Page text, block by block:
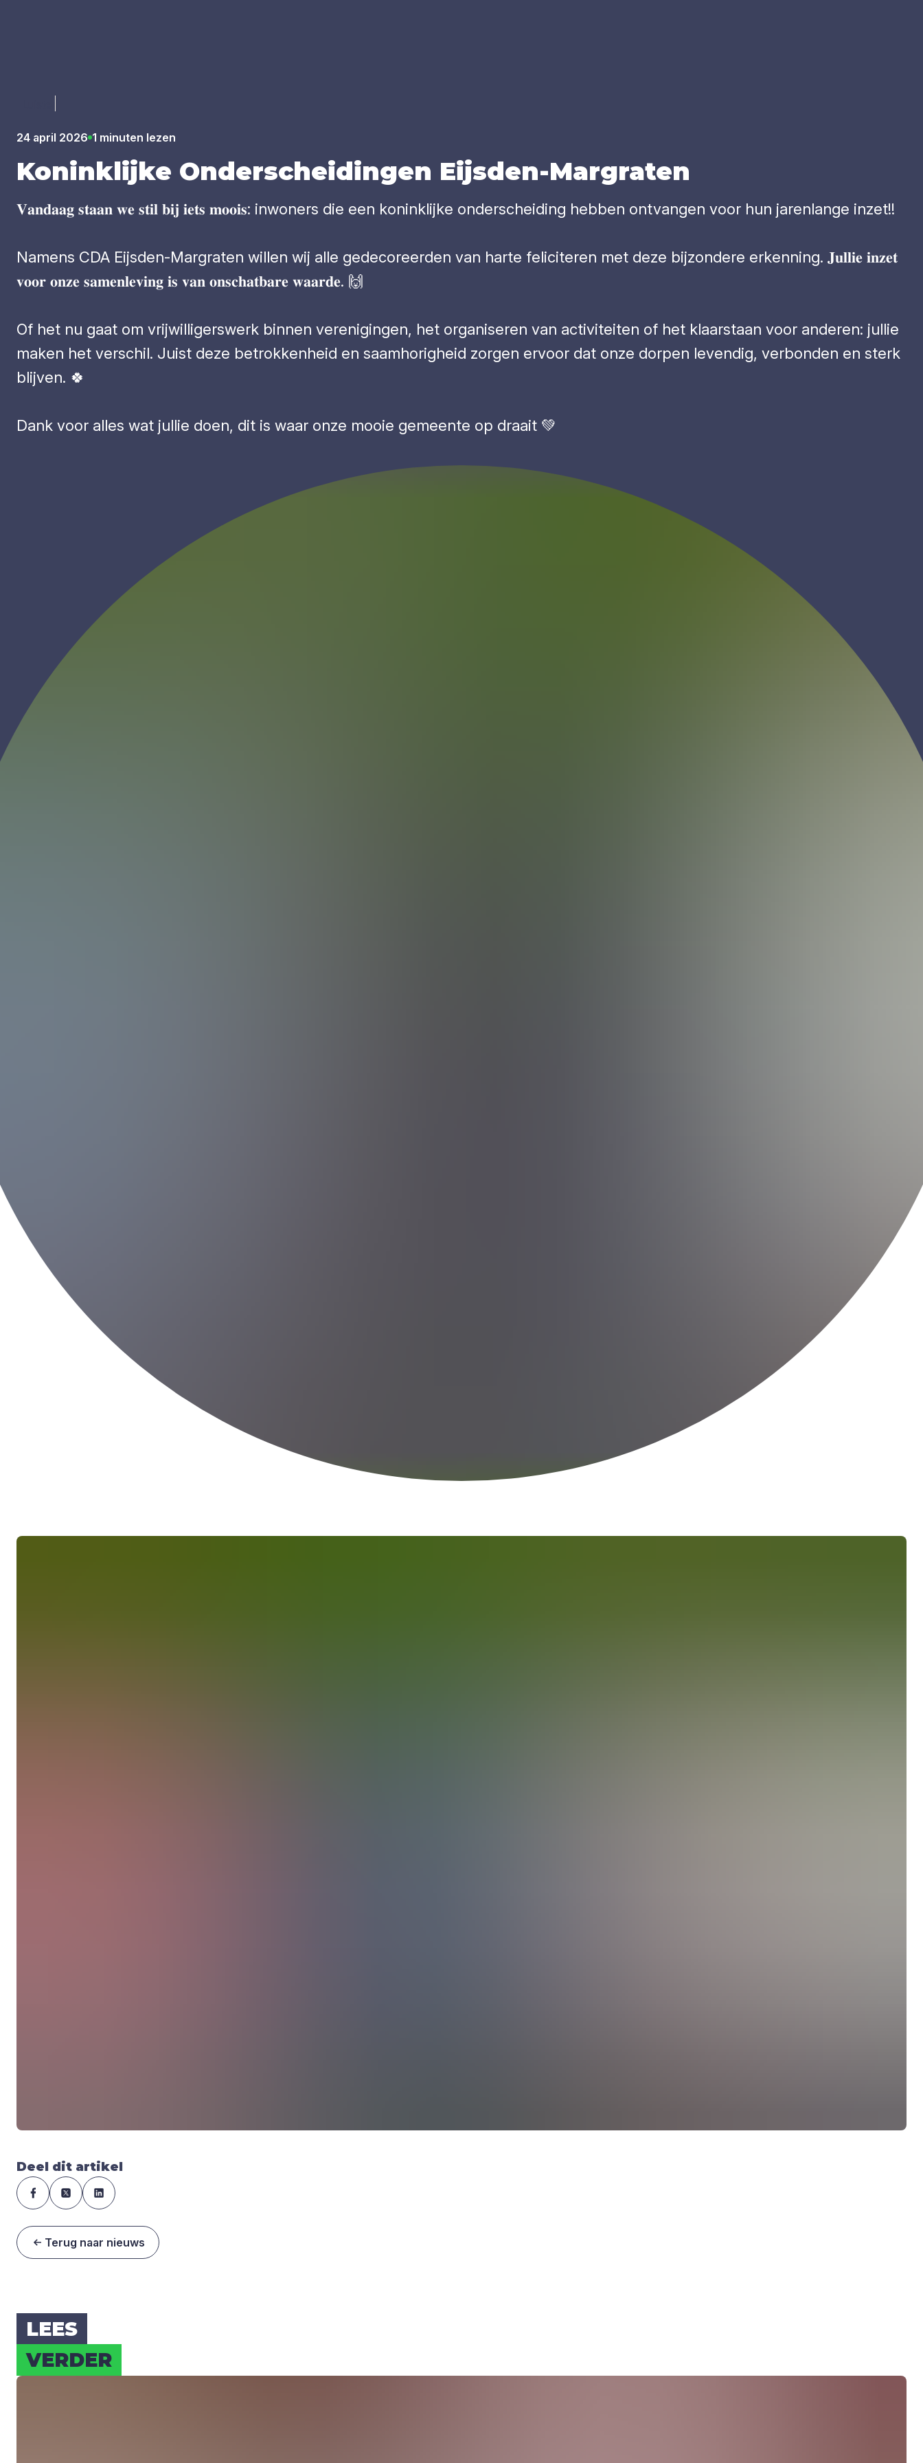
24 april 2026 1 minuten lezen
Konink­lij­ke Onder­schei­din­gen Eijs­den-Mar­gra­ten
𝐕𝐚𝐧𝐝𝐚𝐚𝐠 𝐬𝐭𝐚𝐚𝐧 𝐰𝐞 𝐬𝐭𝐢𝐥 𝐛𝐢𝐣 𝐢𝐞𝐭𝐬 𝐦𝐨𝐨𝐢𝐬: inwoners die een koninklijke onderscheiding hebben ontvangen voor hun jarenlange inzet!!
Namens CDA Eijsden-Margraten willen wij alle gedecoreerden van harte feliciteren met deze bijzondere erkenning. 𝐉𝐮𝐥𝐥𝐢𝐞 𝐢𝐧𝐳𝐞𝐭
𝐯𝐨𝐨𝐫 𝐨𝐧𝐳𝐞 𝐬𝐚𝐦𝐞𝐧𝐥𝐞𝐯𝐢𝐧𝐠 𝐢𝐬 𝐯𝐚𝐧 𝐨𝐧𝐬𝐜𝐡𝐚𝐭𝐛𝐚𝐫𝐞 𝐰𝐚𝐚𝐫𝐝𝐞. 🙌
Of het nu gaat om vrijwilligerswerk binnen verenigingen, het organiseren van activiteiten of het klaarstaan voor anderen: jullie
maken het verschil. Juist deze betrokkenheid en saamhorigheid zorgen ervoor dat onze dorpen levendig, verbonden en sterk
blijven. 🍀
Dank voor alles wat jullie doen, dit is waar onze mooie gemeente op draait 💚
Deel dit artikel
Terug naar nieuws
LEES
VER­DER